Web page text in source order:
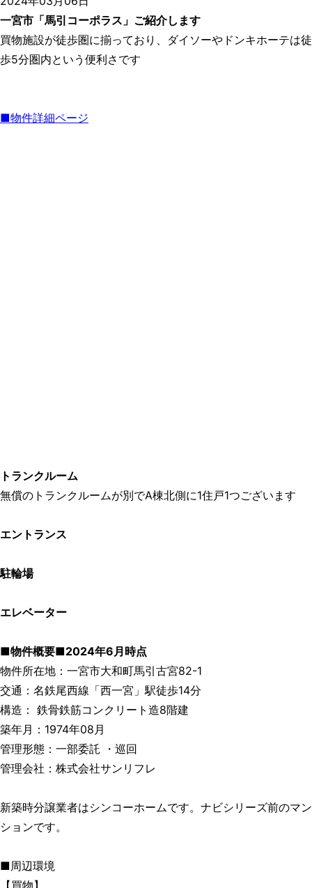
一宮市「馬引コーポラス」ご紹介します
買物施設が徒歩圏に揃っており、ダイソーやドンキホーテは徒
歩5分圏内という便利さです
■物件詳細ページ
トランクルーム
無償のトランクルームが別でA棟北側に1住戸1つございます
エントランス
駐輪場
エレベーター
■物件概要■2024年6月時点
物件所在地：一宮市大和町馬引古宮82-1
交通：名鉄尾西線「西一宮」駅徒歩14分
構造： 鉄骨鉄筋コンクリート造8階建
築年月：1974年08月
管理形態：一部委託 ・巡回
管理会社：株式会社サンリフレ
新築時分譲業者はシンコーホームです。ナビシリーズ前のマン
ションです。
■周辺環境
【買物】